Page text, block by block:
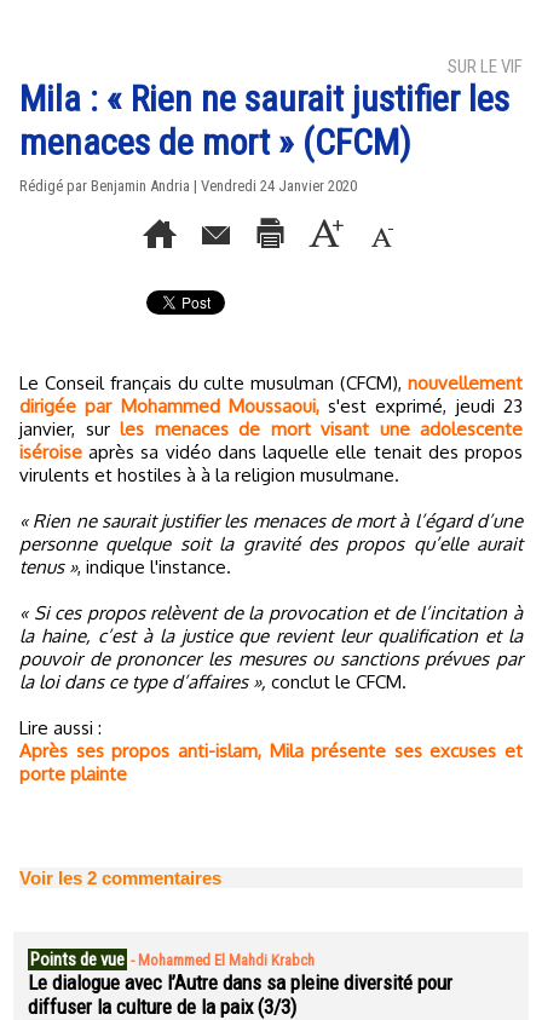
SUR LE VIF
Mila : « Rien ne saurait justifier les
menaces de mort » (CFCM)
Rédigé par Benjamin Andria | Vendredi 24 Janvier 2020
Le Conseil français du culte musulman (CFCM), nouvellement
dirigée par Mohammed Moussaoui,s'est exprimé, jeudi 23
janvier, sur les menaces de mort visant une adolescente
iséroise après sa vidéo dans laquelle elle tenait des propos
virulents et hostiles à à la religion musulmane.
« Rien ne saurait justifier les menaces de mort à l’égard d’une
personne quelque soit la gravité des propos qu’elle aurait
tenus », indique l'instance.
« Si ces propos relèvent de la provocation et de l’incitation à
la haine, c’est à la justice que revient leur qualification et la
pouvoir de prononcer les mesures ou sanctions prévues par
la loi dans ce type d’affaires », conclut le CFCM.
Lire aussi :
Après ses propos anti-islam, Mila présente ses excuses et
porte plainte
Voir les 2 commentaires
Points de vue - Mohammed El Mahdi Krabch
Le dialogue avec l’Autre dans sa pleine diversité pour
diffuser la culture de la paix (3/3)